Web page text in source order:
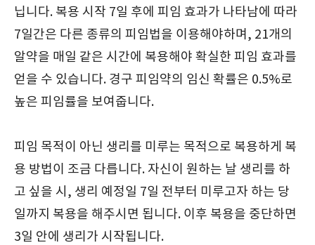
닙니다. 복용 시작 7일 후에 피임 효과가 나타남에 따라
7일간은 다른 종류의 피임법을 이용해야하며, 21개의
알약을 매일 같은 시간에 복용해야 확실한 피임 효과를
얻을 수 있습니다. 경구 피임약의 임신 확률은 0.5%로
높은 피임률을 보여줍니다.
피임 목적이 아닌 생리를 미루는 목적으로 복용하게 복
용 방법이 조금 다릅니다. 자신이 원하는 날 생리를 하
고 싶을 시, 생리 예정일 7일 전부터 미루고자 하는 당
일까지 복용을 해주시면 됩니다. 이후 복용을 중단하면
3일 안에 생리가 시작됩니다.